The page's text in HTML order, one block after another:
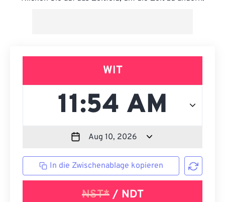
WIT
In die Zwischenablage kopieren
NST*/ NDT